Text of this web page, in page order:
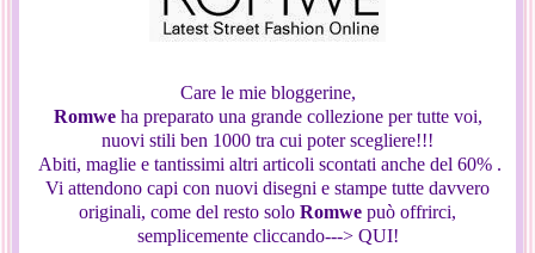
Care le mie bloggerine,
Romweha preparato una grande collezione per tutte voi,
nuovi stili ben 1000 tra cui poter scegliere!!!
Abiti, maglie e tantissimi altri articoli scontati anche del 60% .
Vi attendono capi con nuovi disegni e stampe tutte davvero
originali, come del resto solo Romwe può offrirci,
semplicemente cliccando---> QUI!